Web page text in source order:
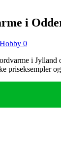
i
0
i
priseksempler